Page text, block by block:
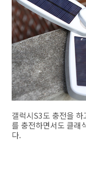
갤럭시S3도 충전을
를 충전하면서도 클래
다.